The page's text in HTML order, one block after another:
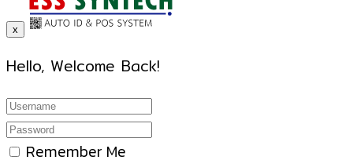
x
Hello, Welcome Back!
Remember Me